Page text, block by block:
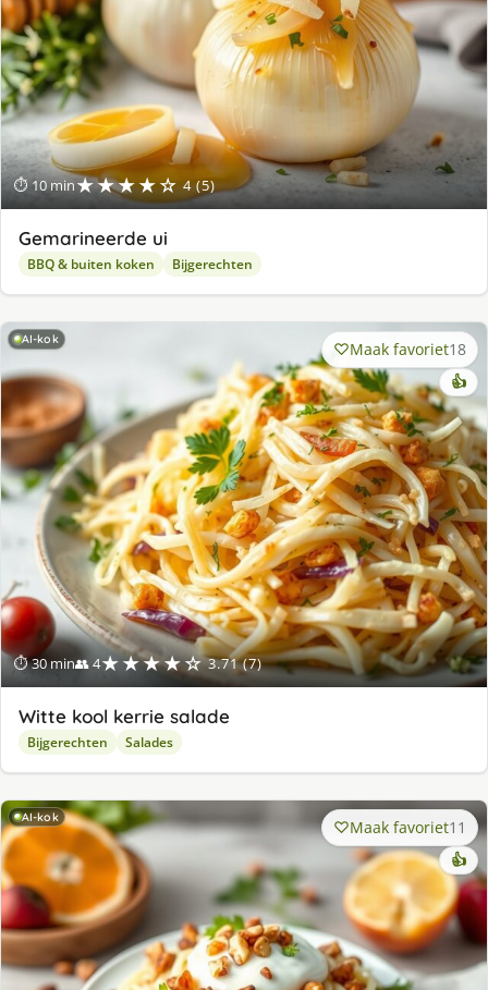
⏱ 10 min★★★★☆ 4 (5)
Gemarineerde ui
BBQ & buiten koken Bijgerechten
AI-kok
⏱ 30 min👥 4★★★★☆ 3.71 (7)
Maak favoriet18
👍
Witte kool kerrie salade
Bijgerechten Salades
AI-kok Maak favoriet11
👍